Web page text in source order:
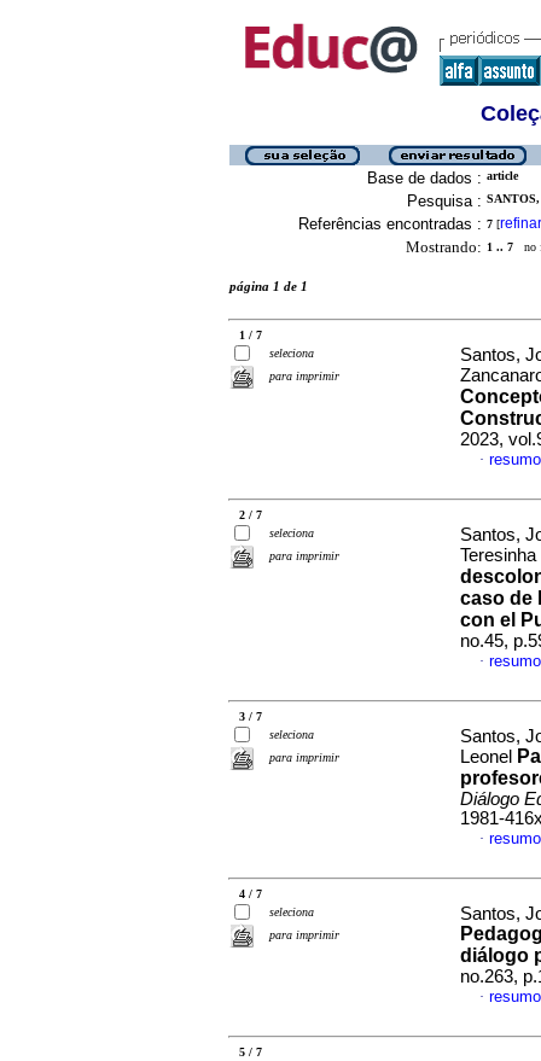
Base de dados : article
Pesquisa :
Referências encontradas : 7 [refinar
Mostrando: 1 .. 7 no
página 1 de 1
1 / 7
seleciona
para imprimir
Santos,
2023,
·
2 / 7
seleciona
para imprimir
Santos,
caso de
con el
no.45,
·
3 / 7
seleciona
para imprimir
Santos,
Leonel
Diálogo
1981-
·
4 / 7
seleciona
para imprimir
Santos,
diálogo
no.263,
·
5 / 7